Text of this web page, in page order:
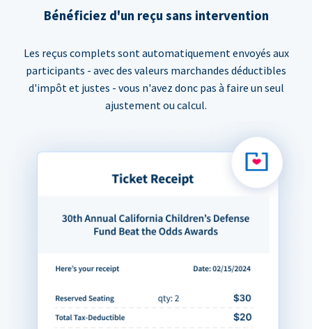
Bénéficiez d'un reçu sans intervention
Les reçus complets sont automatiquement envoyés aux
participants - avec des valeurs marchandes déductibles
d'impôt et justes - vous n'avez donc pas à faire un seul
ajustement ou calcul.